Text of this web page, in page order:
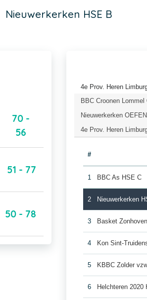
Nieuwerkerken HSE B
70 -
56
51 - 77
50 - 78
4e Prov. Heren
BBC Croonen
Nieuwerkerken
4e Prov. Heren
#
1 BBC As HSE C
2 Nieuwerkerken
3 Basket
4 Kon Sint-
5 KBBC Zolder
6 Helchteren 2020